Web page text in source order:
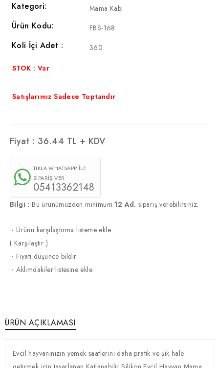
Kategori: Mama Kabı
Ürün Kodu: FBS-168
Koli İçi Adet : 360
STOK : Var
Satışlarımız Sadece Toptandır
Fiyat : 36.44 TL + KDV
TIKLA WHATSAPP İLE
SİPARİŞ VER
05413362148
Bilgi : Bu ürünümüzden minimum12 Ad. sipariş verebilirsiniz.
·Ürünü karşılaştırma listeme ekle
( Karşılaştır )
·Fiyatı düşünce bildir
·Aklımdakiler listesine ekle
ÜRÜN AÇIKLAMASI
Evcil hayvanınızın yemek saatlerini daha pratik ve şık hale